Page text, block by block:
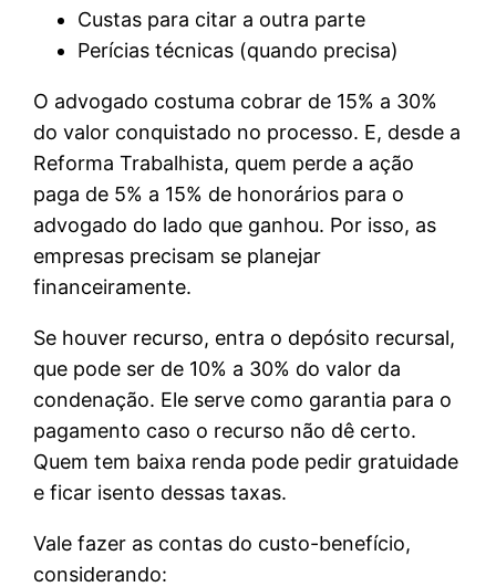
Custas para citar a outra parte
Perícias técnicas (quando precisa)
O advogado costuma cobrar de 15% a 30%
do valor conquistado no processo. E, desde a
Reforma Trabalhista, quem perde a ação
paga de 5% a 15% de honorários para o
advogado do lado que ganhou. Por isso, as
empresas precisam se planejar
financeiramente.
Se houver recurso, entra o depósito recursal,
que pode ser de 10% a 30% do valor da
condenação. Ele serve como garantia para o
pagamento caso o recurso não dê certo.
Quem tem baixa renda pode pedir gratuidade
e ficar isento dessas taxas.
Vale fazer as contas do custo-benefício,
considerando: